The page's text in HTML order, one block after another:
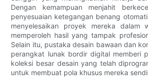
Dengan kemampuan menjahit
penyesuaian ketegangan benang
menyelesaikan proyek mereka dalam
memperoleh hasil yang tampak
Selain itu, pustaka desain bawaan dan
perangkat lunak bordir digital memberi
koleksi besar desain yang telah
untuk membuat pola khusus mereka